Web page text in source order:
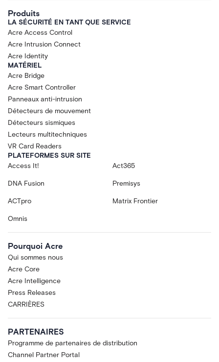
Produits
LA SÉCURITÉ EN TANT QUE SERVICE
Acre Access Control
Acre Intrusion Connect
Acre Identity
MATÉRIEL
Acre Bridge
Acre Smart Controller
Panneaux anti-intrusion
Détecteurs de mouvement
Détecteurs sismiques
Lecteurs multitechniques
VR Card Readers
PLATEFORMES SUR SITE
Access It!
Act365
DNA Fusion Premisys
ACTpro Matrix Frontier
Omnis
Pourquoi Acre
Qui sommes nous
Acre Core
Acre Intelligence
Press Releases
CARRIÈRES
PARTENAIRES
Programme de partenaires de distribution
Channel Partner Portal